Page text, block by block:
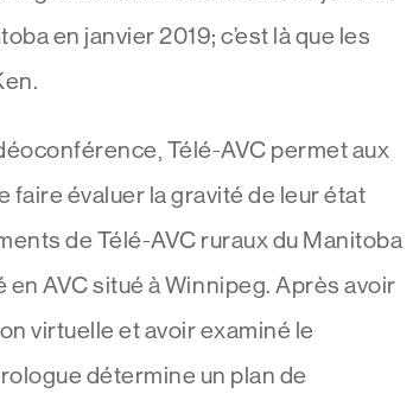
en janvier 2019; c’est là que les
Télé-AVC permet aux
faire évaluer la gravité de leur état
de Télé-AVC ruraux du Manitoba
AVC situé à Winnipeg. Après avoir
virtuelle et avoir examiné le
détermine un plan de